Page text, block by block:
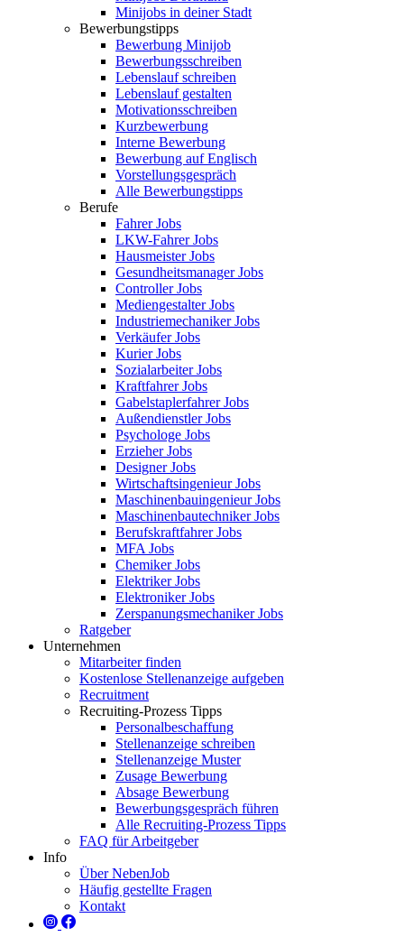
Minijobs in deiner Stadt
Bewerbungstipps
Bewerbung Minijob
Bewerbungsschreiben
Lebenslauf schreiben
Lebenslauf gestalten
Motivationsschreiben
Kurzbewerbung
Interne Bewerbung
Bewerbung auf Englisch
Vorstellungsgespräch
Alle Bewerbungstipps
Berufe
Fahrer Jobs
LKW-Fahrer Jobs
Hausmeister Jobs
Gesundheitsmanager Jobs
Controller Jobs
Mediengestalter Jobs
Industriemechaniker Jobs
Verkäufer Jobs
Kurier Jobs
Sozialarbeiter Jobs
Kraftfahrer Jobs
Gabelstaplerfahrer Jobs
Außendienstler Jobs
Psychologe Jobs
Erzieher Jobs
Designer Jobs
Wirtschaftsingenieur Jobs
Maschinenbauingenieur Jobs
Maschinenbautechniker Jobs
Berufskraftfahrer Jobs
MFA Jobs
Chemiker Jobs
Elektriker Jobs
Elektroniker Jobs
Zerspanungsmechaniker Jobs
Ratgeber
Unternehmen
Mitarbeiter finden
Kostenlose Stellenanzeige aufgeben
Recruitment
Recruiting-Prozess Tipps
Personalbeschaffung
Stellenanzeige schreiben
Stellenanzeige Muster
Zusage Bewerbung
Absage Bewerbung
Bewerbungsgespräch führen
Alle Recruiting-Prozess Tipps
FAQ für Arbeitgeber
Info
Über NebenJob
Häufig gestellte Fragen
Kontakt